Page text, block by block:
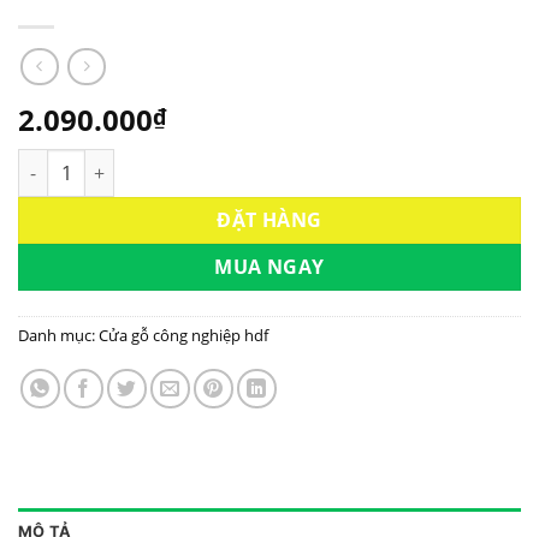
2.090.000₫
CỬA GỖ CÔNG NGHIỆP HDF KD.3A1-C1 số lượng
ĐẶT HÀNG
MUA NGAY
Danh mục:Cửa gỗ công nghiệp hdf
MÔ TẢ